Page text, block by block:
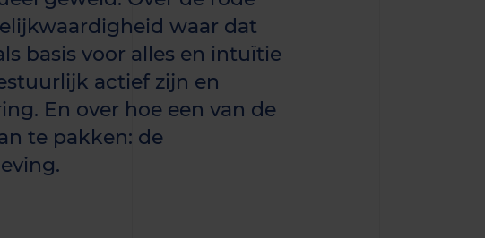
waar dat
basis voor alles en intuïtie
actief zijn en
En over hoe een van de
te pakken: de